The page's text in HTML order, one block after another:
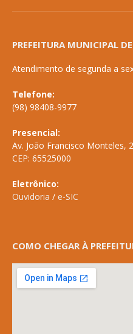
PREFEITURA MUNICIPAL
Atendimento de segunda a
Telefone:
(98) 98408-9977
Presencial:
Av. João Francisco Monteles,
CEP: 65525000
Eletrônico:
Ouvidoria / e-SIC
COMO CHEGAR À